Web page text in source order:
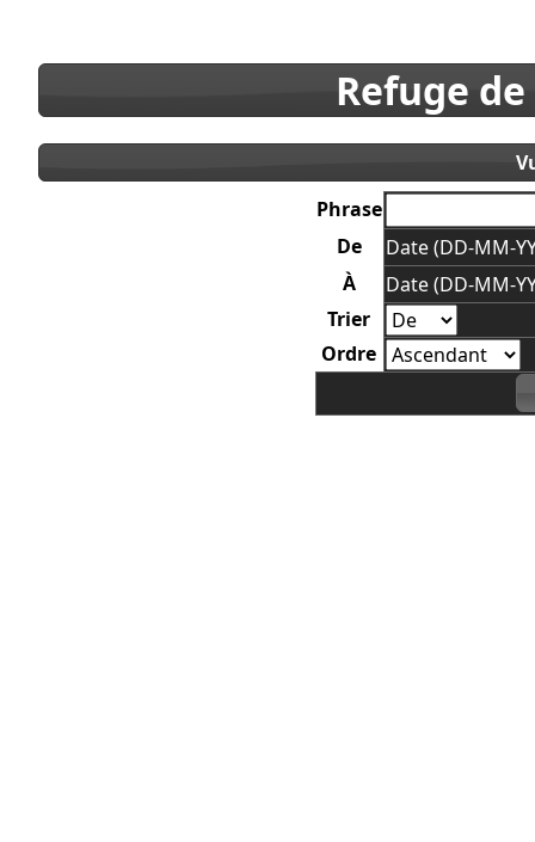
Refuge
Phrase
De
Date (DD-MM-
À
Date (DD-MM-
Trier
Ordre